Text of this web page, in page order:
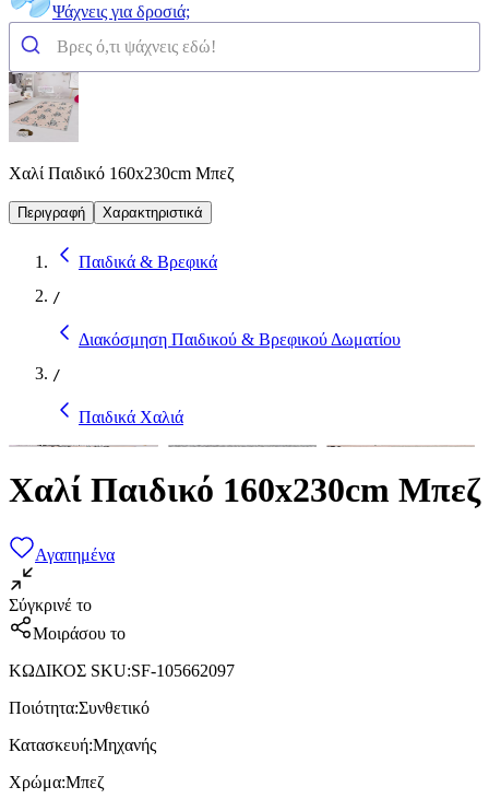
Ψάχνεις για δροσιά;
Χαλί Παιδικό 160x230cm Μπεζ
Περιγραφή Χαρακτηριστικά
Παιδικά & Βρεφικά
/
Διακόσμηση Παιδικού & Βρεφικού Δωματίου
/
Παιδικά Χαλιά
Χαλί Παιδικό 160x230cm Μπεζ
Αγαπημένα
Σύγκρινέ το
Μοιράσου το
ΚΩΔΙΚΟΣ SKU:SF-105662097
Ποιότητα:Συνθετικό
Κατασκευή:Μηχανής
Χρώμα:Μπεζ